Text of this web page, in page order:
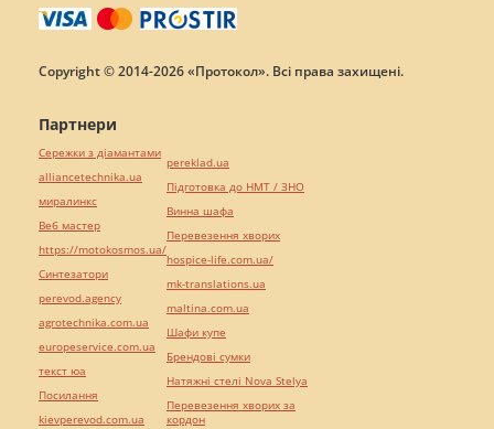
Copyright © 2014-2026 «Протокол». Всі права захищені.
Партнери
Сережки з діамантами
alliancetechnika.ua
миралинкс
Веб мастер
https://motokosmos.ua/
Синтезатори
perevod.agency
agrotechnika.com.ua
europeservice.com.ua
текст юа
Посилання
kievperevod.com.ua
pereklad.ua
Підготовка до НМТ / ЗНО
Винна шафа
Перевезення хворих
hospice-life.com.ua/
mk-translations.ua
maltina.com.ua
Шафи купе
Брендові сумки
Натяжні стелі Nova Stelya
Перевезення хворих за
кордон